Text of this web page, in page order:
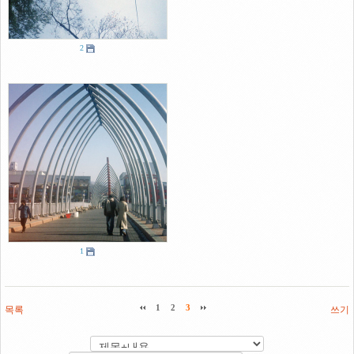
2
1
목록 쓰기
1 2 3